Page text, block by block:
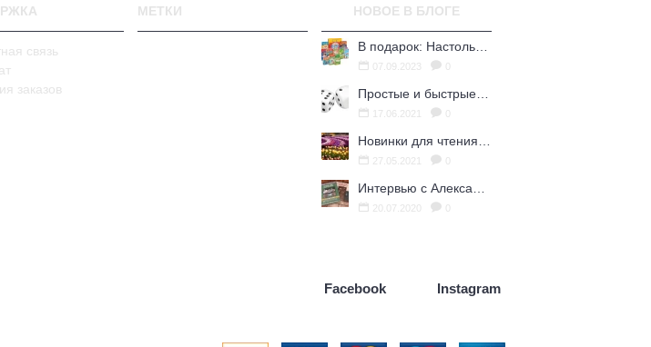
связь
заказов
МЕТКИ НОВОЕ В БЛОГЕ
В подарок: Настольные игры для Ваших британских друзей
07.09.2023
Простые и быстрые настольные игры
17.06.2021
Новинки для чтения летом
27.05.2021
Интервью с Александрой Литвиной
20.07.2020
Facebook Instagram